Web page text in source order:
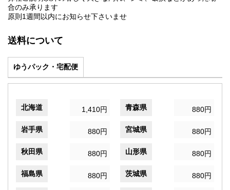
合のみ承ります
原則1週間以内にお知らせ下さいませ
送料について
ゆうパック・宅配便
北海道 1,410円 青森県 880円
岩手県 880円 宮城県 880円
秋田県 880円 山形県 880円
福島県 880円 茨城県 880円